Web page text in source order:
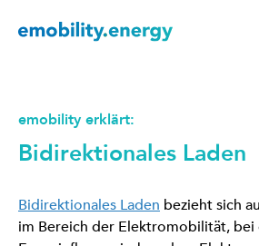
emobility erklärt:
Bidirektionales Laden
Bidirektionales Laden bezieht sich
im Bereich der Elektromobilität,